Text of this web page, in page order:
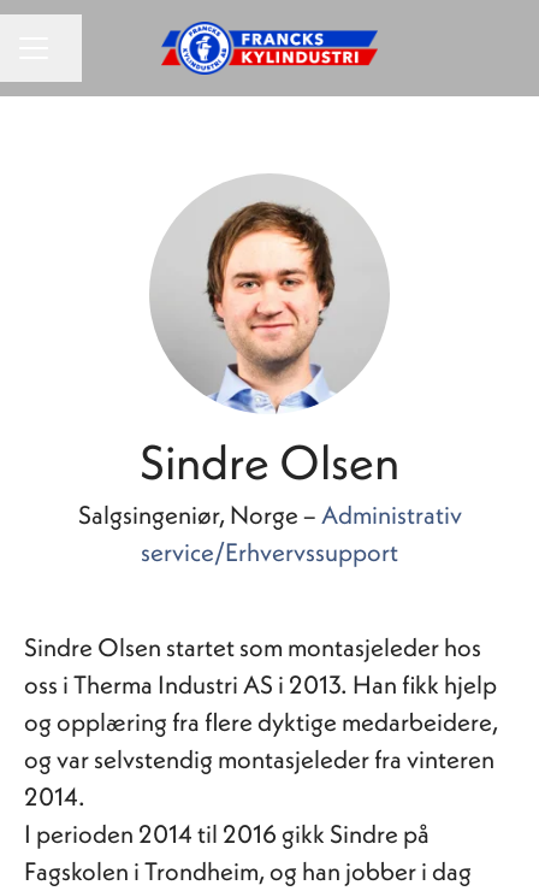
Sindre Olsen
Salgsingeniør, Norge –Administrativ
service/Erhvervssupport
Sindre Olsen startet som montasjeleder hos
oss i Therma Industri AS i 2013. Han fikk hjelp
og opplæring fra flere dyktige medarbeidere,
og var selvstendig montasjeleder fra vinteren
2014.
I perioden 2014 til 2016 gikk Sindre på
Fagskolen i Trondheim, og han jobber i dag